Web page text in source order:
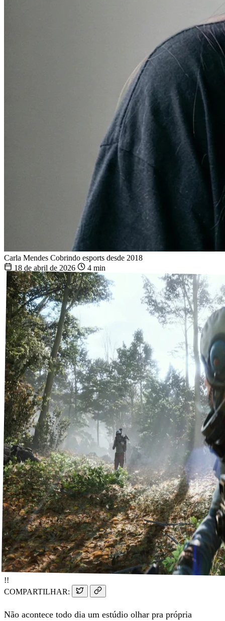
Carla Mendes Cobrindo esports desde 2018
18 de abril de 2026
4 min
!!
COMPARTILHAR:
Não acontece todo dia um estúdio olhar pra própria